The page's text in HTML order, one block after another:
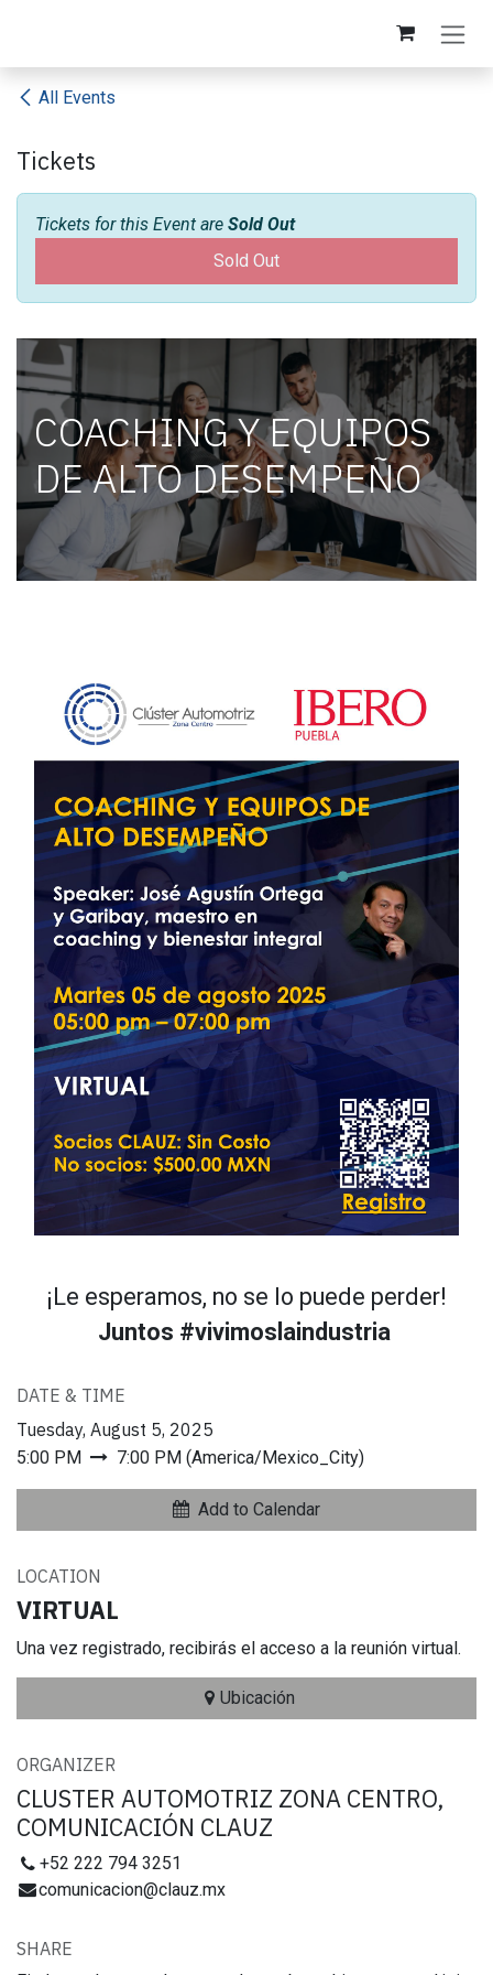
All Events
Tickets
Tickets for this Event are Sold Out
Sold Out
COACHING Y EQUIPOS
DE ALTO DESEMPEÑO
¡Le esperamos, no se lo puede perder!
Juntos #vivimoslaindustria
DATE & TIME
Tuesday, August 5, 2025
5:00 PM 7:00 PM (America/Mexico_City)
Add to Calendar
LOCATION
VIRTUAL
Una vez registrado, recibirás el acceso a la reunión virtual.
Ubicación
ORGANIZER
CLUSTER AUTOMOTRIZ ZONA CENTRO,
COMUNICACIÓN CLAUZ
+52 222 794 3251
comunicacion@clauz.mx
SHARE